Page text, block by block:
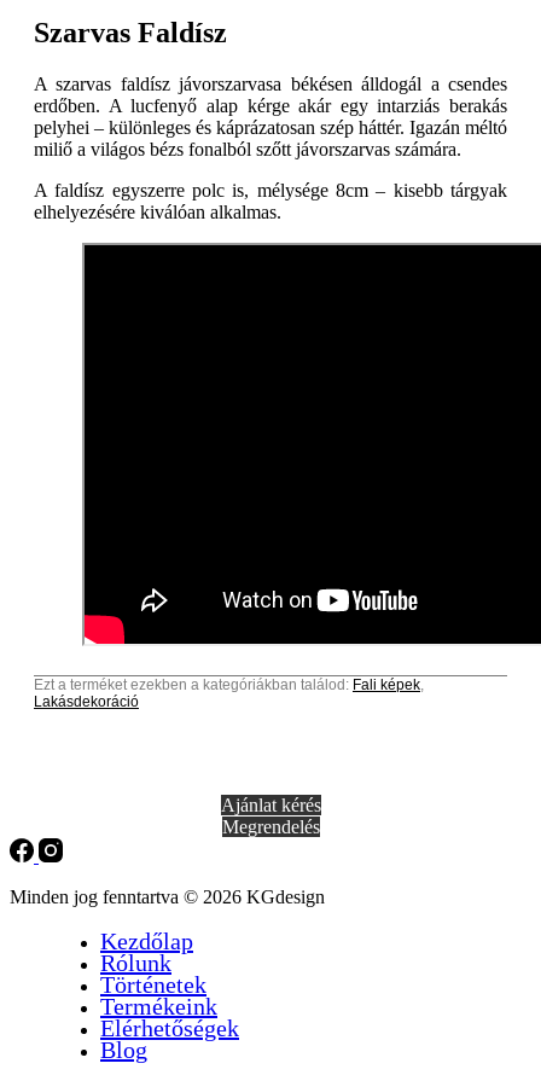
Szarvas Faldísz
A szarvas faldísz jávorszarvasa békésen álldogál a csendes
erdőben. A lucfenyő alap kérge akár egy intarziás berakás
pelyhei – különleges és káprázatosan szép háttér. Igazán méltó
miliő a világos bézs fonalból szőtt jávorszarvas számára.
A faldísz egyszerre polc is, mélysége 8cm – kisebb tárgyak
elhelyezésére kiválóan alkalmas.
Ezt a terméket ezekben a kategóriákban találod: Fali képek,
Lakásdekoráció
Ajánlat kérés
Megrendelés
Minden jog fenntartva © 2026 KGdesign
Kezdőlap
Rólunk
Történetek
Termékeink
Elérhetőségek
Blog